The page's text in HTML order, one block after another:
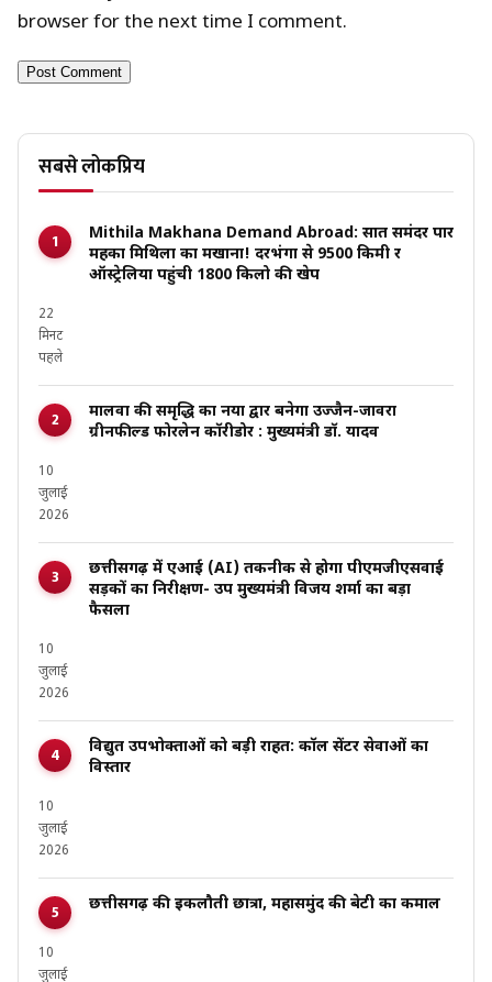
browser for the next time I comment.
सबसे लोकप्रिय
Mithila Makhana Demand Abroad: सात समंदर पार
महका मिथिला का मखाना! दरभंगा से 9500 किमी दूर
ऑस्ट्रेलिया पहुंची 1800 किलो की खेप
22
मिनट
पहले
मालवा की समृद्धि का नया द्वार बनेगा उज्जैन-जावरा
ग्रीनफील्ड फोरलेन कॉरीडोर : मुख्यमंत्री डॉ. यादव
10
जुलाई
2026
छत्तीसगढ़ में एआई (AI) तकनीक से होगा पीएमजीएसवाई
सड़कों का निरीक्षण- उप मुख्यमंत्री विजय शर्मा का बड़ा
फैसला
10
जुलाई
2026
विद्युत उपभोक्ताओं को बड़ी राहत: कॉल सेंटर सेवाओं का
विस्तार
10
जुलाई
2026
छत्तीसगढ़ की इकलौती छात्रा, महासमुंद की बेटी का कमाल
10
जुलाई